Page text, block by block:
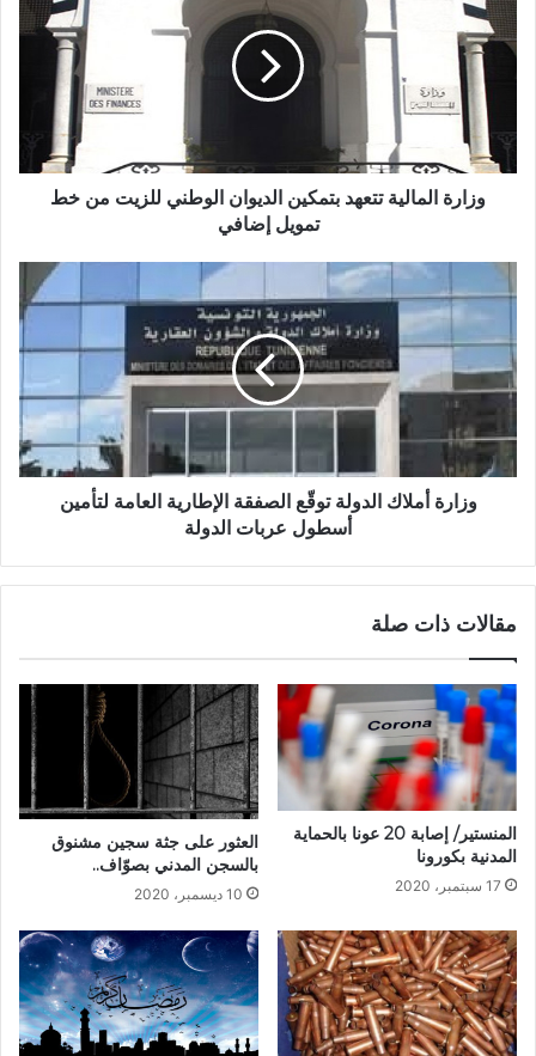
وزارة المالية تتعهد بتمكين الديوان الوطني للزيت من خط
تمويل إضافي
وزارة أملاك الدولة توقّع الصفقة الإطارية العامة لتأمين
أسطول عربات الدولة
مقالات ذات صلة
المنستير/ إصابة 20 عونا بالحماية
المدنية بكورونا
17 سبتمبر، 2020
العثور على جثة سجين مشنوق
بالسجن المدني بصوّاف..
10 ديسمبر، 2020